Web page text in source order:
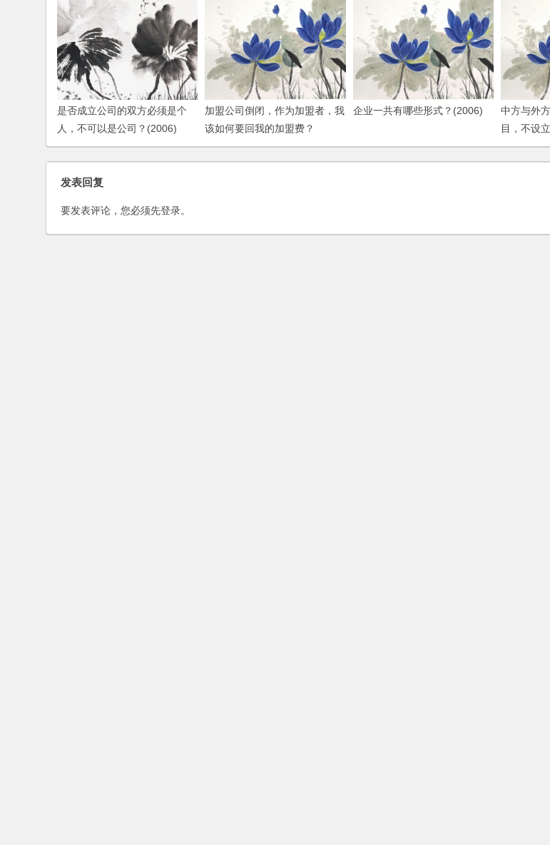
是否成立公司的双方必须是个
人，不可以是公司？(2006)
加盟公司倒闭，作为加盟者，我
该如何要回我的加盟费？
企业一共有哪些形式？(2006)
中方与外
目，不设
哪些登记
发表回复
要发表评论，您必须先登录。